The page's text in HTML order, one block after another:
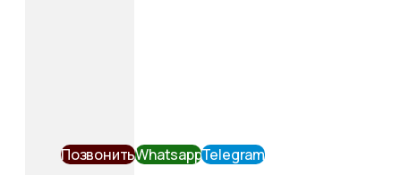
ПозвонитьWhatsappTelegram